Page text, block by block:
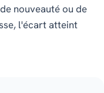
nouveauté ou de
l'écart atteint